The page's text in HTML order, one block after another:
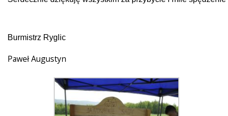
Burmistrz Ryglic
Paweł Augustyn